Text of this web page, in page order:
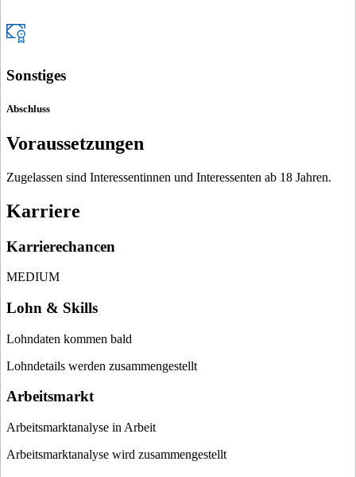
Sonstiges
Abschluss
Voraussetzungen
Zugelassen sind Interessentinnen und Interessenten ab 18 Jahren.
Karriere
Karrierechancen
MEDIUM
Lohn & Skills
Lohndaten kommen bald
Lohndetails werden zusammengestellt
Arbeitsmarkt
Arbeitsmarktanalyse in Arbeit
Arbeitsmarktanalyse wird zusammengestellt